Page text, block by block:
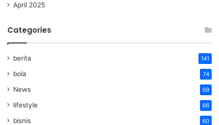
April 2025
Categories
berita 141
bola 74
News 69
lifestyle 66
bisnis 60